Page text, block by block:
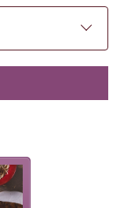
お伝えし
、 安心安全にご
ログラムの基、
を
裕